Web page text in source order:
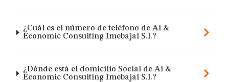
¿Cuál es el número de teléfono de Ai &
Economic Consulting Imebajal S.l.?
¿Dónde está el domicilio Social de Ai &
Economic Consulting Imebajal S.l.?